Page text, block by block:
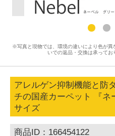
※写真と現物では、環境の違いにより色が異
いでの返品・交換は承ってお
アレルゲン抑制機能と防
チの国産カーペット 『ネ
サイズ
商品ID：166454122